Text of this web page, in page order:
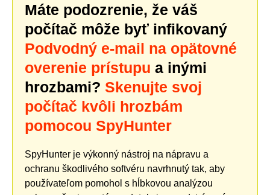
Máte podozrenie, že váš
počítač môže byť infikovaný
Podvodný e-mail na opätovné
overenie prístupu a inými
hrozbami? Skenujte svoj
počítač kvôli hrozbám
pomocou SpyHunter
SpyHunter je výkonný nástroj na nápravu a
ochranu škodlivého softvéru navrhnutý tak, aby
používateľom pomohol s hĺbkovou analýzou